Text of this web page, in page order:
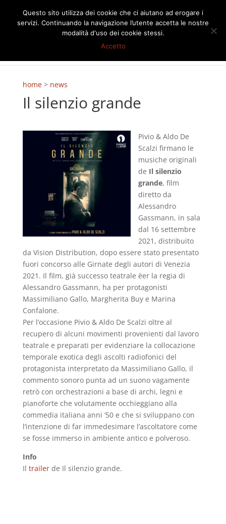
home> news
Il silenzio grande
Pivio & Aldo De
Scalzi firmano le
musiche originali
de Il silenzio
grande, film
diretto da
Alessandro
Gassmann, in sala
dal 16 settembre
2021, distribuito
da Vision Distribution, dopo essere stato presentato
fuori concorso alle Girnate degli autori di Venezia
2021. Il film, già successo teatrale èer la regia di
Alessandro Gassmann, ha per protagonisti
Massimiliano Gallo, Margherita Buy e Marina
Confalone.
Per l’occasione Pivio & Aldo De Scalzi oltre al
recupero di alcuni movimenti provenienti dal lavoro
teatrale e preparati per evidenziare la collocazione
temporale exotica degli ascolti radiofonici del
protagonista interpretato da Massimiliano Gallo, il
commento sonoro punta ad un suono vagamente
retrò con orchestrazioni a base di archi, legni e
pianoforte che volutamente occhieggiano alla
commedia italiana anni ’50 e che si sviluppano con
l’intenzione di far immedesimare l’ascoltatore come
se fosse immerso in ambiente antico e polveroso.
Info
Il trailerde Il silenzio grande.
Questo sito utilizza dei cookie che ci aiutano ad erogare i
servizi. Continuando la navigazione l’utente accetta le nostre
modalità d'uso dei cookie stessi.
Accetto